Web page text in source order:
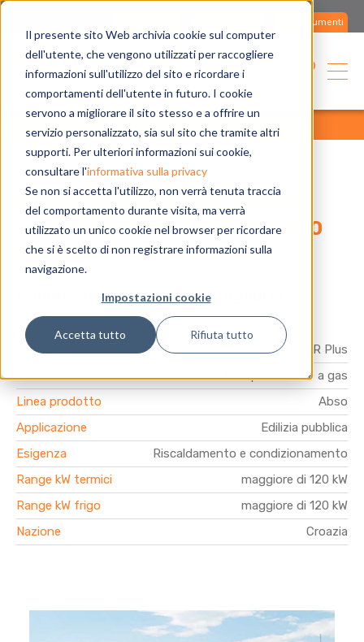
Il presente sito Web archivia cookie sul computer
dell'utente, che vengono utilizzati per raccogliere
informazioni sull'utilizzo del sito e ricordare i
comportamenti dell'utente in futuro. I cookie
servono a migliorare il sito stesso e a offrire un
servizio personalizzato, sia sul sito che tramite altri
supporti. Per ulteriori informazioni sui cookie,
consultare l'informativa sulla privacy
Se non si accetta l'utilizzo, non verrà tenuta traccia
del comportamento durante visita, ma verrà
utilizzato un unico cookie nel browser per ricordare
che si è scelto di non registrare informazioni sulla
navigazione.
Impostazioni cookie
Accetta tutto Rifiuta tutto
Documenti
Italiano
Retrofit energetico in edificio
pubblico di 7 piani e più di 4.000
mq
Camera di Commercio di Zagabria
Prodotto
Pompa di calore GAHP AR Plus
Gamma Prodotto
Pompe di calore a gas
Linea prodotto
Abso
Applicazione
Edilizia pubblica
Esigenza
Riscaldamento e condizionamento
Range kW termici
maggiore di 120 kW
Range kW frigo
maggiore di 120 kW
Nazione
Croazia